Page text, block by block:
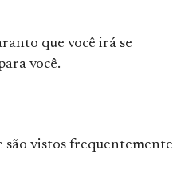
que você irá se
você.
vistos frequentemente